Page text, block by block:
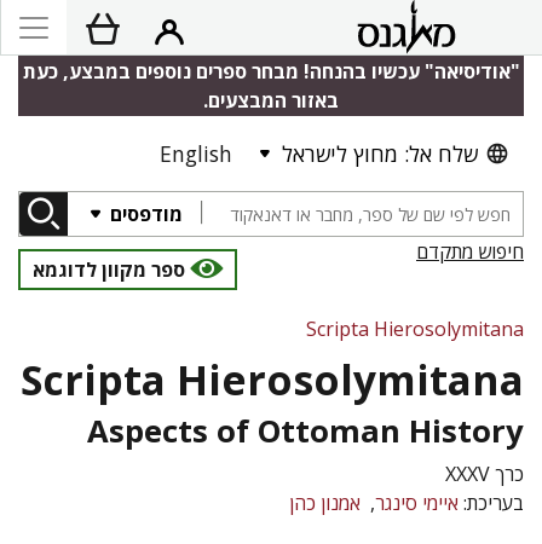
"אודיסיאה" עכשיו בהנחה! מבחר ספרים נוספים במבצע, כעת
באזור המבצעים.
שלח אל: מחוץ לישראל English
מודפסים
חיפוש מתקדם
ספר מקוון לדוגמא
Scripta Hierosolymitana
Scripta Hierosolymitana
Aspects of Ottoman History
כרך XXXV
בעריכת: איימי סינגר אמנון כהן